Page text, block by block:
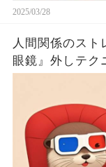
2025/03/28
人間関係のスト
眼鏡』外しテク